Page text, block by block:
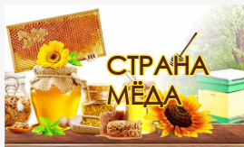
СТРАНА
МЁДА